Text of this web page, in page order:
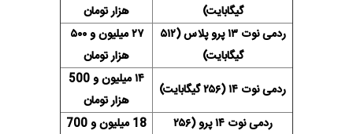
گیگابایت)
هزار تومان
ردمی نوت ۱۳ پرو پلاس (۵۱۲
گیگابایت)
۲۷ میلیون و ۵۰۰
هزار تومان
ردمی نوت ۱۴ (۲۵۶ گیگابایت)
۱۴ میلیون و 500
هزار تومان
ردمی نوت ۱۴ پرو (۲۵۶
18 میلیون و 700